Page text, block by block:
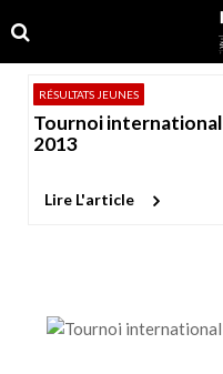
to
navigation
to
content
RÉSULTATS JEUNES
Tournoi international
2013
Lire L'article